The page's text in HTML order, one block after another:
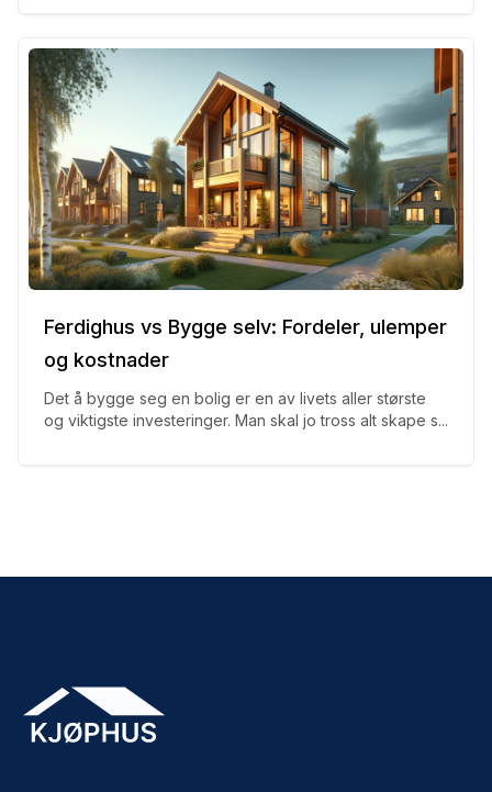
Ferdighus vs Bygge selv: Fordeler, ulemper
og kostnader
Det å bygge seg en bolig er en av livets aller største
og viktigste investeringer. Man skal jo tross alt skape s...